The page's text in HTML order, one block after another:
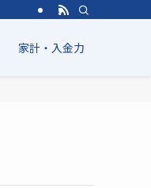
家計・入金力